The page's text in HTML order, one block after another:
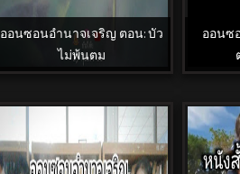
ออนซอนอำนาจเจริญ ตอน: บัว
ไม่พ้นตม
ออนซ